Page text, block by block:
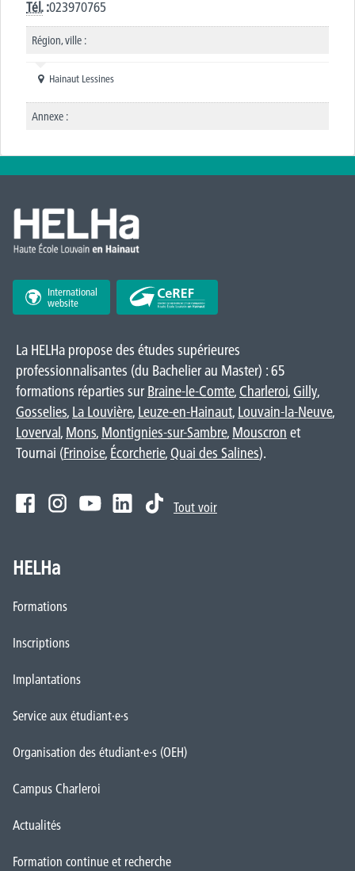
Tél.:023970765
Région, ville :
Hainaut Lessines
Annexe :
International
website
La HELHa propose des études supérieures
professionnalisantes (du Bachelier au Master) : 65
formations réparties surBraine-le-Comte, Charleroi, Gilly,
Gosselies, La Louvière, Leuze-en-Hainaut, Louvain-la-Neuve,
Loverval, Mons, Montignies-sur-Sambre, Mouscron et
Tournai (Frinoise, Écorcherie, Quai des Salines).
Tout voir
HELHa
Formations
Inscriptions
Implantations
Service aux étudiant·e·s
Organisation des étudiant·e·s (OEH)
Campus Charleroi
Actualités
Formation continue et recherche